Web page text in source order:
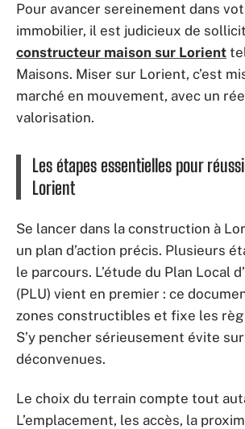
Pour avancer sereinement dans
immobilier, il est judicieux de
constructeur maison sur Lorient
Maisons. Miser sur Lorient, c’est
marché en mouvement, avec un
valorisation.
Les étapes essentielles pour
Lorient
Se lancer dans la construction à
un plan d’action précis. Plusieurs
le parcours. L’étude du Plan Local
(PLU) vient en premier : ce
zones constructibles et fixe les
S’y pencher sérieusement évite
déconvenues.
Le choix du terrain compte tout
L’emplacement, les accès, la